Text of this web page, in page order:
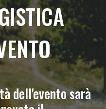
dell'evento sarà